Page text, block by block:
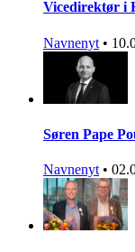
Vicedirektør i
Navnenyt •
Søren Pape
Navnenyt •